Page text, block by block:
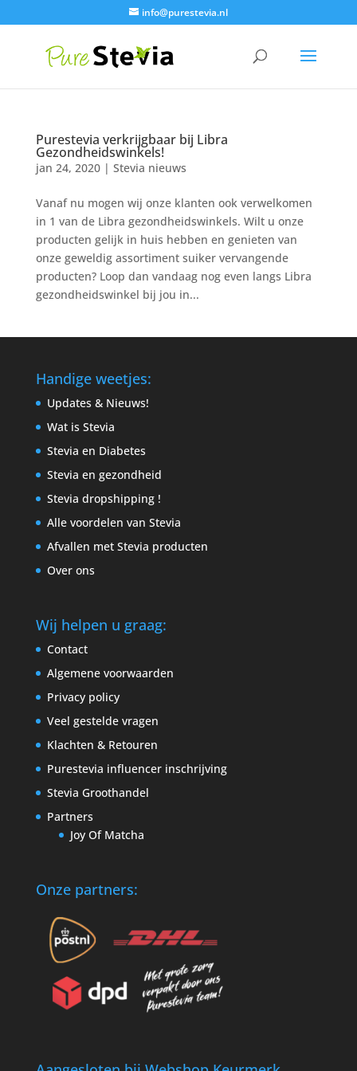
info@purestevia.nl
Purestevia verkrijgbaar bij Libra
Gezondheidswinkels!
jan 24, 2020| Stevia nieuws
Vanaf nu mogen wij onze klanten ook verwelkomen
in 1 van de Libra gezondheidswinkels. Wilt u onze
producten gelijk in huis hebben en genieten van
onze geweldig assortiment suiker vervangende
producten? Loop dan vandaag nog even langs Libra
gezondheidswinkel bij jou in...
Handige weetjes:
Updates & Nieuws!
Wat is Stevia
Stevia en Diabetes
Stevia en gezondheid
Stevia dropshipping !
Alle voordelen van Stevia
Afvallen met Stevia producten
Over ons
Wij helpen u graag:
Contact
Algemene voorwaarden
Privacy policy
Veel gestelde vragen
Klachten & Retouren
Purestevia influencer inschrijving
Stevia Groothandel
Partners
Joy Of Matcha
Onze partners: